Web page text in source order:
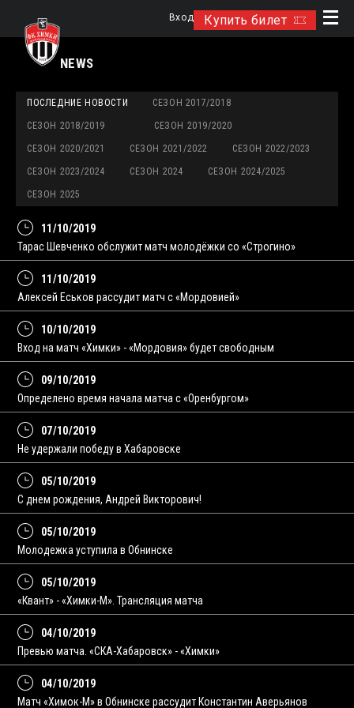
Купить билет
Вход
NEWS
ПОСЛЕДНИЕ НОВОСТИ СЕЗОН 2017/2018
СЕЗОН 2018/2019 СЕЗОН 2019/2020
СЕЗОН 2020/2021 СЕЗОН 2021/2022 СЕЗОН 2022/2023
СЕЗОН 2023/2024 СЕЗОН 2024 СЕЗОН 2024/2025
СЕЗОН 2025
11/10/2019
Тарас Шевченко обслужит матч молодёжки со «Строгино»
11/10/2019
Алексей Еськов рассудит матч с «Мордовией»
10/10/2019
Вход на матч «Химки» - «Мордовия» будет свободным
09/10/2019
Определено время начала матча с «Оренбургом»
07/10/2019
Не удержали победу в Хабаровске
05/10/2019
С днем рождения, Андрей Викторович!
05/10/2019
Молодежка уступила в Обнинске
05/10/2019
«Квант» - «Химки-М». Трансляция матча
04/10/2019
Превью матча. «СКА-Хабаровск» - «Химки»
04/10/2019
Матч «Химок-М» в Обнинске рассудит Константин Аверьянов